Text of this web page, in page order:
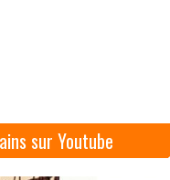
sur Youtube